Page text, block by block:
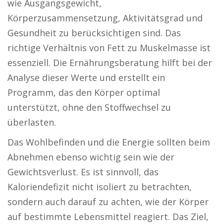
wie Ausgangsgewicht,
Körperzusammensetzung, Aktivitätsgrad und
Gesundheit zu berücksichtigen sind. Das
richtige Verhältnis von Fett zu Muskelmasse ist
essenziell. Die Ernährungsberatung hilft bei der
Analyse dieser Werte und erstellt ein
Programm, das den Körper optimal
unterstützt, ohne den Stoffwechsel zu
überlasten.
Das Wohlbefinden und die Energie sollten beim
Abnehmen ebenso wichtig sein wie der
Gewichtsverlust. Es ist sinnvoll, das
Kaloriendefizit nicht isoliert zu betrachten,
sondern auch darauf zu achten, wie der Körper
auf bestimmte Lebensmittel reagiert. Das Ziel,